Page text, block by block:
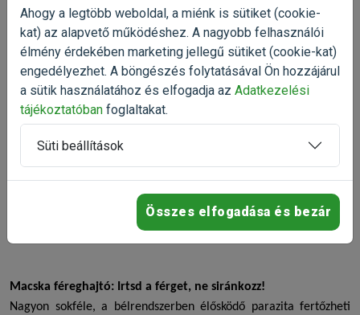
Gyártó:DronSpot
Egységár:
Raktáron, utolsó darabok
Érdeklődjön
Macska féreghajtó: Irtsd a férget, ne siránkozz!
Nagyon sokféle, a bélrendszerben élősködő parazita fertőzheti
Ahogy a legtöbb weboldal, a miénk is sütiket (cookie-
kat) az alapvető működéshez. A nagyobb felhasználói
élmény érdekében marketing jellegű sütiket (cookie-kat)
engedélyezhet. A böngészés folytatásával Ön hozzájárul
a sütik használatához és elfogadja az Adatkezelési
tájékoztatóban foglaltakat.
Süti beállítások
Összes elfogadása és bezár